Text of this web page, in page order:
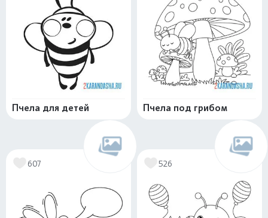
Пчела для детей Пчела под грибом
607 526